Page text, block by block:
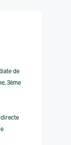
de
3ème